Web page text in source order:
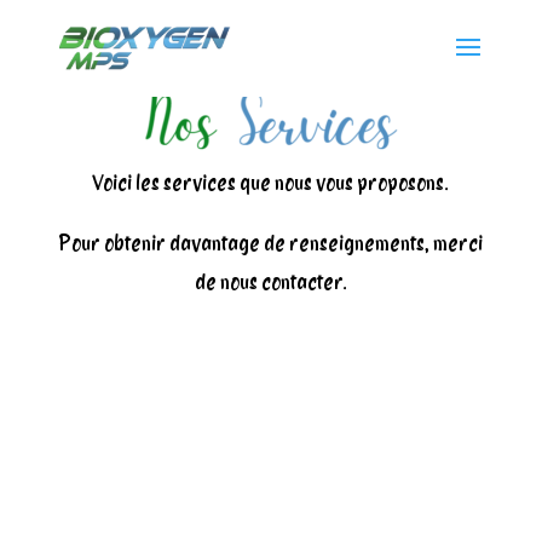
Voici les services que nous vous proposons.
Pour obtenir davantage de renseignements, merci
de nous contacter.